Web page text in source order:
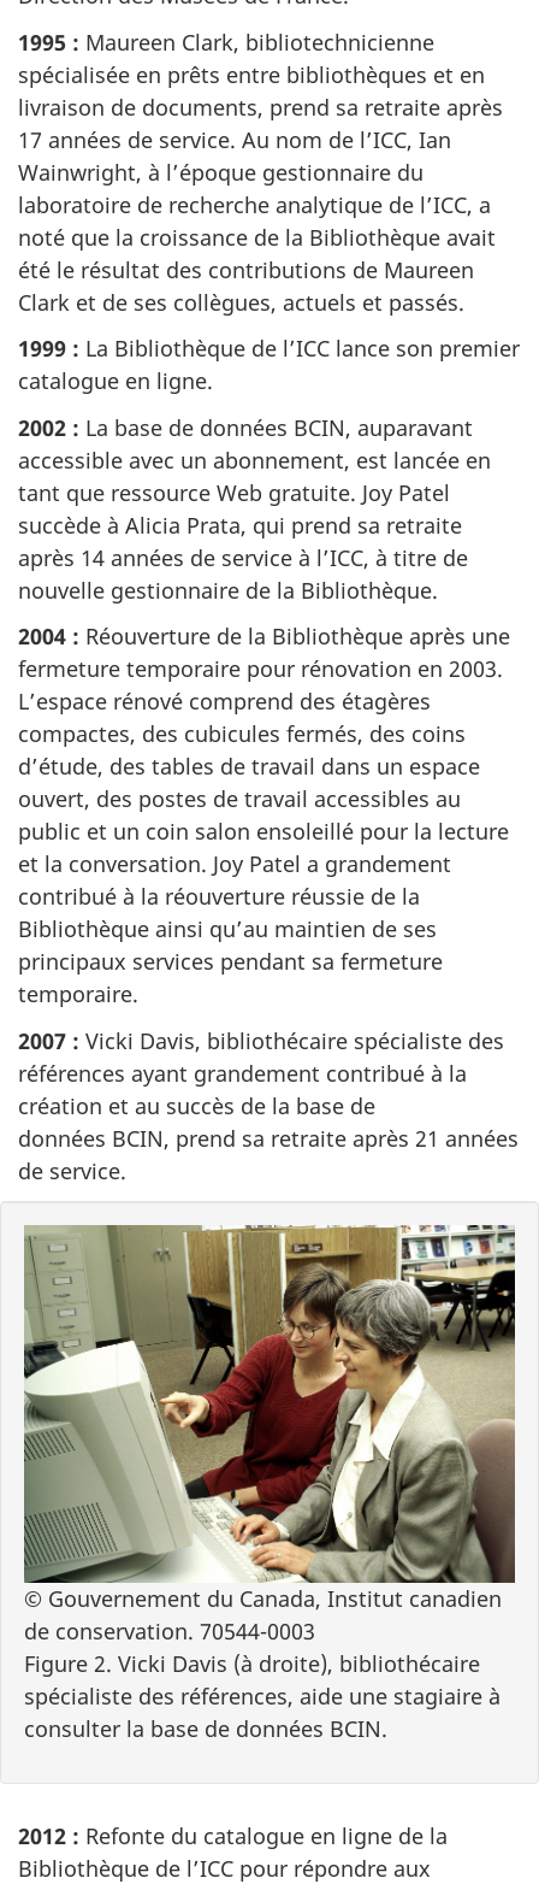
1995 : Maureen Clark, bibliotechnicienne
spécialisée en prêts entre bibliothèques et en
livraison de documents, prend sa retraite après
17 années de service. Au nom de l’ICC, Ian
Wainwright, à l’époque gestionnaire du
laboratoire de recherche analytique de l’ICC, a
noté que la croissance de la Bibliothèque avait
été le résultat des contributions de Maureen
Clark et de ses collègues, actuels et passés.
1999 : La Bibliothèque de l’ICC lance son premier
catalogue en ligne.
2002 : La base de données BCIN, auparavant
accessible avec un abonnement, est lancée en
tant que ressource Web gratuite. Joy Patel
succède à Alicia Prata, qui prend sa retraite
après 14 années de service à l’ICC, à titre de
nouvelle gestionnaire de la Bibliothèque.
2004 : Réouverture de la Bibliothèque après une
fermeture temporaire pour rénovation en 2003.
L’espace rénové comprend des étagères
compactes, des cubicules fermés, des coins
d’étude, des tables de travail dans un espace
ouvert, des postes de travail accessibles au
public et un coin salon ensoleillé pour la lecture
et la conversation. Joy Patel a grandement
contribué à la réouverture réussie de la
Bibliothèque ainsi qu’au maintien de ses
principaux services pendant sa fermeture
temporaire.
2007 : Vicki Davis, bibliothécaire spécialiste des
références ayant grandement contribué à la
création et au succès de la base de
données BCIN, prend sa retraite après 21 années
de service.
© Gouvernement du Canada, Institut canadien
de conservation. 70544-0003
Figure 2. Vicki Davis (à droite), bibliothécaire
spécialiste des références, aide une stagiaire à
consulter la base de données BCIN.
2012 : Refonte du catalogue en ligne de la
Bibliothèque de l’ICC pour répondre aux